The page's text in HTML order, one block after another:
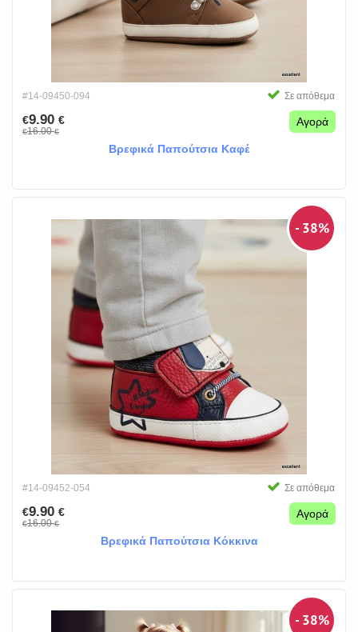
#14-09450-094 Σε απόθεμα
€9.90 €
€16.00€
Αγορά
Βρεφικά Παπούτσια Καφέ
- 38%
#14-09452-054 Σε απόθεμα
€9.90 €
€16.00€
Αγορά
Βρεφικά Παπούτσια Κόκκινα
- 38%